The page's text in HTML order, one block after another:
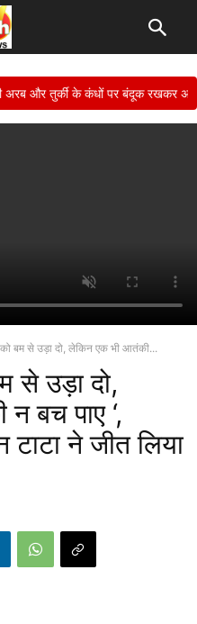
और तुर्की के कंधों पर बंदूक रखकर अपनी
को बम से उड़ा दो, लेकिन एक भी आतंकी...
से उड़ा दो,
बच पाए ‘,
ने जीत लिया